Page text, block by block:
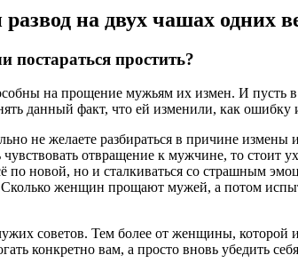
на двух чашах одних
постараться простить?
на прощение мужьям их измен. И пусть
данный факт, что ей изменили, как
не желаете разбираться в причине измены
чувствовать отвращение к мужчине, то стоит
по новой, но и сталкиваться со страшным
Сколько женщин прощают мужей, а потом
советов. Тем более от женщины, которой
конкретно вам, а просто вновь убедить